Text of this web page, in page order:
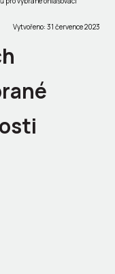
Vytvořeno: 31 července 2023